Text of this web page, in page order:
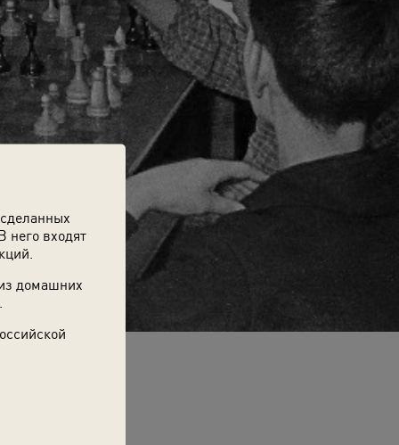
него входят
домашних